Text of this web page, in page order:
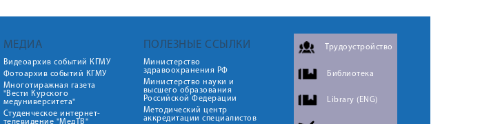
МЕДИА
Видеоархив событий КГМУ
Фотоархив событий КГМУ
Многотиражная газета
"Вести Курского
медуниверситета"
Студенческое интернет-
телевидение "МедТВ"
ПОЛЕЗНЫЕ ССЫЛКИ
Министерство
здравоохранения РФ
Министерство науки и
высшего образования
Российской Федерации
Методический центр
аккредитации специалистов
Трудоустройство
Библиотека
Library (ENG)